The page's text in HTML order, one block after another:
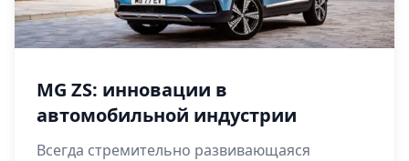
MG ZS: инновации в
автомобильной индустрии
Всегда стремительно развивающаяся